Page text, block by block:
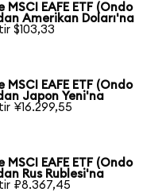
MSCI EAFE ETF (Ondo
Amerikan Doları'na
$103,33
MSCI EAFE ETF (Ondo
Japon Yeni'na
¥16.299,55
MSCI EAFE ETF (Ondo
Rus Rublesi'na
₽8.367,45